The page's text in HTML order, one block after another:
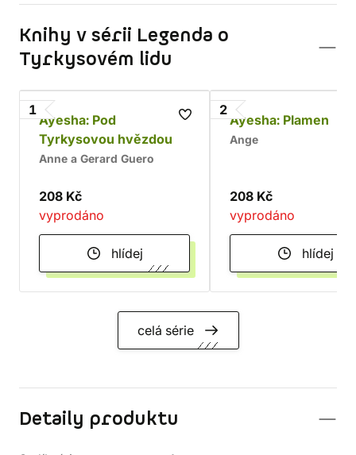
Knihy v sérii Legenda o
Tyrkysovém lidu
1
Ayesha: Pod
Tyrkysovou hvězdou
Anne a Gerard Guero
208 Kč
vyprodáno
hlídej
2
Ayesha: Plamen
Ange
208 Kč
vyprodáno
hlídej
celá série
Detaily produktu